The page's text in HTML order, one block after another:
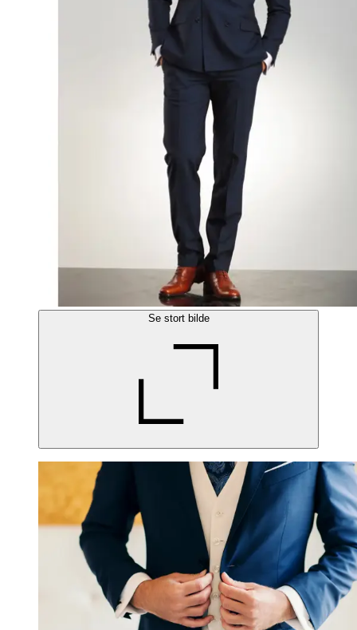
Se stort bilde